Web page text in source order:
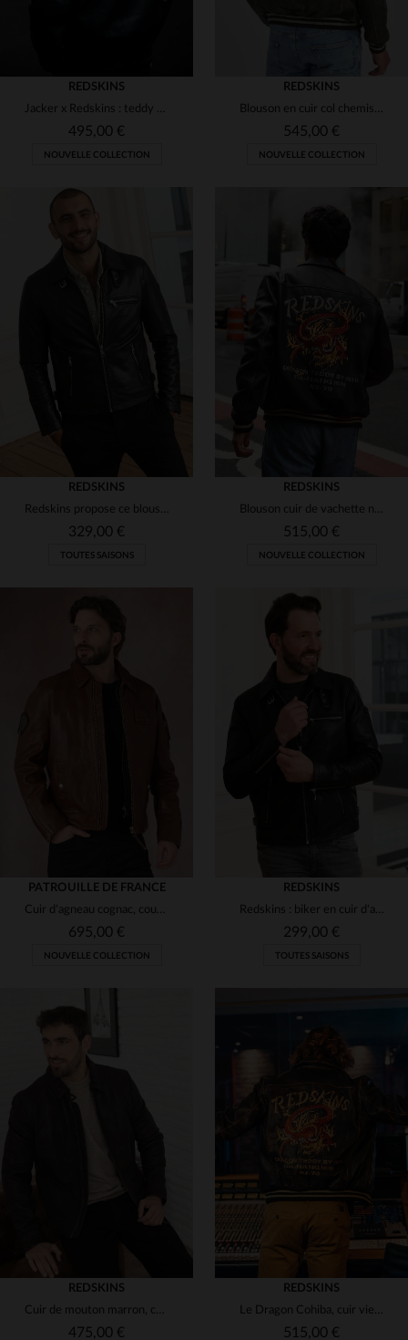
TAILLES DISPONIBLES
REDSKINS
Jacker x Redskins : teddy noir en vachette. Détails brodés et coupe.
495,00 €
NOUVELLE COLLECTION
REDSKINS
Blouson en cuir col chemise kaki avec broderie dragon
545,00 €
NOUVELLE COLLECTION
REDSKINS
Redskins propose ce blouson en cuir de mouton noir, le RIDER2 STONER.
329,00 €
TOUTES SAISONS
TAILLES DISPONIBLES
REDSKINS
Blouson cuir de vachette noir, dragon brodé, coupe oversize Redskins.
515,00 €
NOUVELLE COLLECTION
TAILLES DISPONIBLES
PATROUILLE DE FRANCE
Cuir d'agneau cognac, coupe slim.Blouson aviateur fonctionnel.
695,00 €
NOUVELLE COLLECTION
TAILLES DISPONIBLES
XL
REDSKINS
Redskins : biker en cuir d'agneau noir, doux et style rock affirmé.
299,00 €
TOUTES SAISONS
REDSKINS
Cuir de mouton marron, coupe ajustée : un blouson Redskins intemporel.
475,00 €
REDSKINS
Le Dragon Cohiba, cuir vieilli et dragon brodé, style années 80.
515,00 €